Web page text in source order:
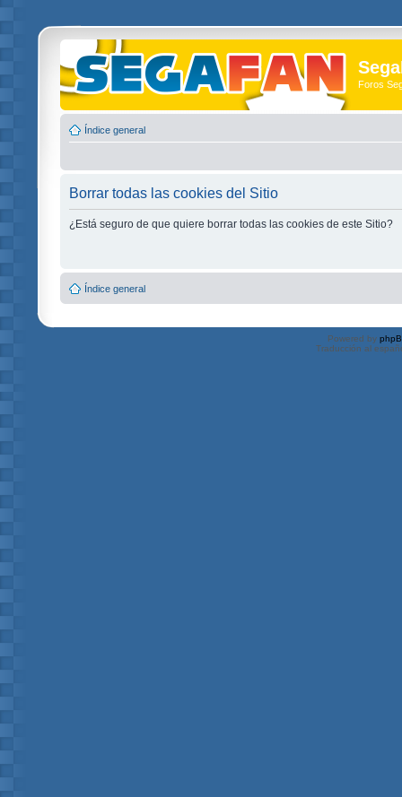
Foros
Índice general
Borrar todas las cookies del Sitio
¿Está seguro de que quiere borrar todas las cookies de este Sitio?
Índice general
Powered by
Traducción al